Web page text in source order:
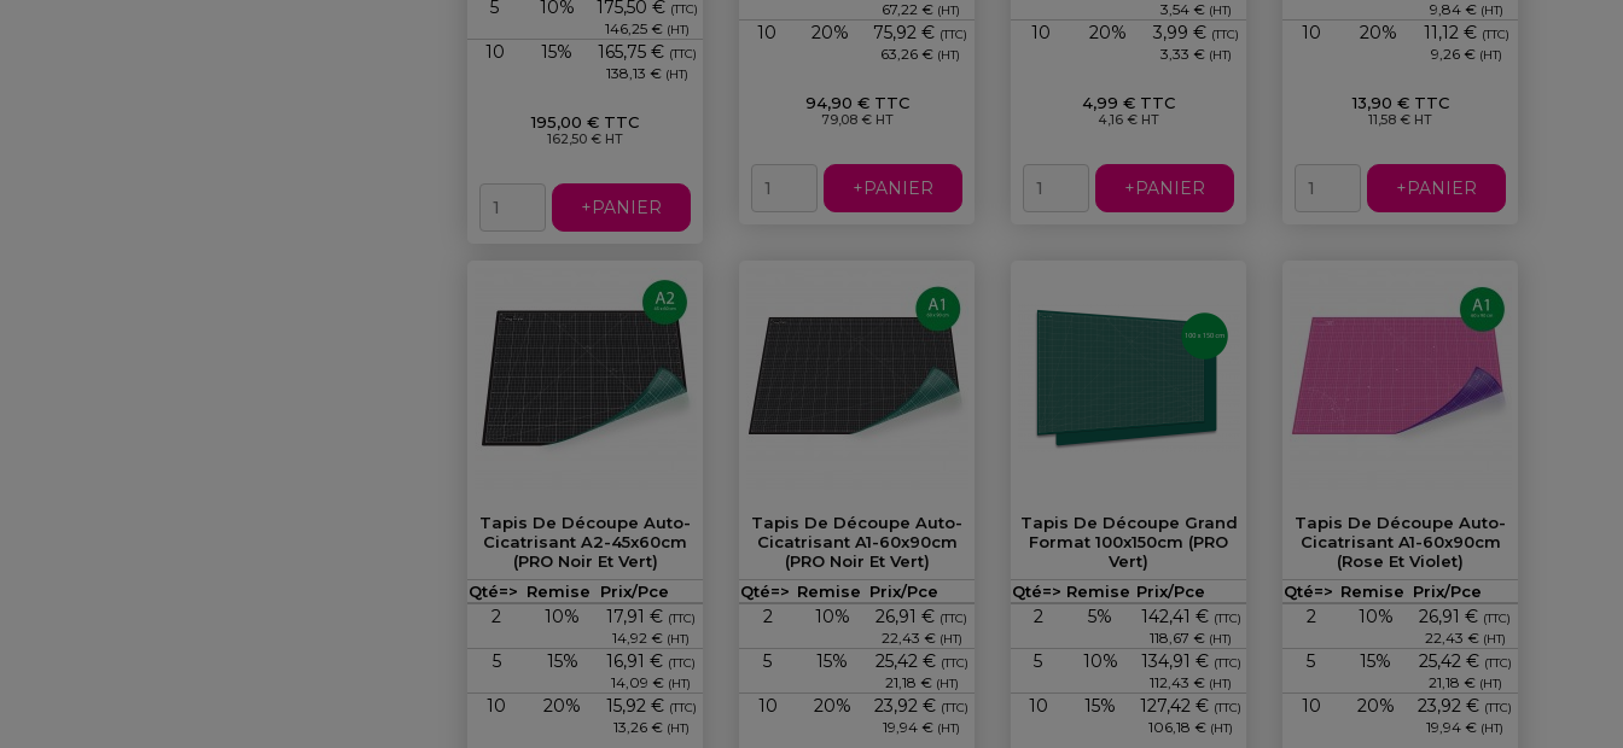
5 10% 175,50 € (TTC)
146,25 € (HT)
10 15% 165,75 € (TTC)
138,13 € (HT)
195,00 € TTC
162,50 € HT
+PANIER
67,22 € (HT)
10 20% 75,92 € (TTC)
63,26 € (HT)
94,90 € TTC
79,08 € HT
+PANIER
3,54 € (HT)
10 20% 3,99 € (TTC)
3,33 € (HT)
4,99 € TTC
4,16 € HT
+PANIER
9,84 € (HT)
10 20% 11,12 € (TTC)
9,26 € (HT)
13,90 € TTC
11,58 € HT
+PANIER
Tapis De Découpe Auto-
Cicatrisant A2-45x60cm
(PRO Noir Et Vert)
Prix
Qté=> Remise Prix/Pce
2 10% 17,91 € (TTC)
14,92 € (HT)
5 15% 16,91 € (TTC)
14,09 € (HT)
10 20% 15,92 € (TTC)
13,26 € (HT)
Tapis De Découpe Auto-
Cicatrisant A1-60x90cm
(PRO Noir Et Vert)
Prix
Qté=> Remise Prix/Pce
2 10% 26,91 € (TTC)
22,43 € (HT)
5 15% 25,42 € (TTC)
21,18 € (HT)
10 20% 23,92 € (TTC)
19,94 € (HT)
Tapis De Découpe Grand
Format 100x150cm (PRO
Vert)
Prix
Qté=> Remise Prix/Pce
2 5% 142,41 € (TTC)
118,67 € (HT)
5 10% 134,91 € (TTC)
112,43 € (HT)
10 15% 127,42 € (TTC)
106,18 € (HT)
Tapis De Découpe Auto-
Cicatrisant A1-60x90cm
(Rose Et Violet)
Prix
Qté=> Remise Prix/Pce
2 10% 26,91 € (TTC)
22,43 € (HT)
5 15% 25,42 € (TTC)
21,18 € (HT)
10 20% 23,92 € (TTC)
19,94 € (HT)